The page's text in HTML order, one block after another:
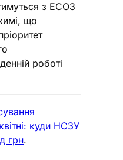
з ЕСОЗ
що
роботі
куди НСЗУ
грн.